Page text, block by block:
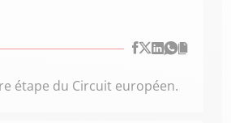
étape du Circuit européen.